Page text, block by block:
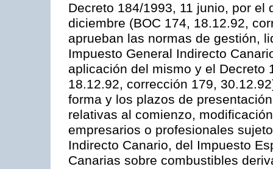
Decreto 184/1993, 11 junio, por
diciembre (BOC 174, 18.12.92,
aprueban las normas de gestión,
Impuesto General Indirecto
aplicación del mismo y el Decreto
18.12.92, corrección 179,
forma y los plazos de
relativas al comienzo,
empresarios o profesionales
Indirecto Canario, del Impuesto
Canarias sobre combustibles